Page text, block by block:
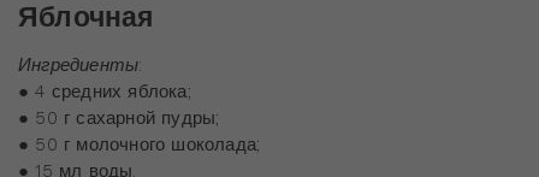
Яблочная
Ингредиенты:
● 4 средних яблока;
● 50 г сахарной пудры;
● 50 г молочного шоколада;
● 15 мл воды.